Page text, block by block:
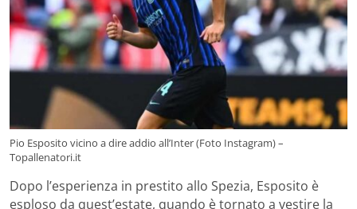
Pio Esposito vicino a dire addio all’Inter (Foto Instagram) –
Topallenatori.it
Dopo l’esperienza in prestito allo Spezia, Esposito è
esploso da quest’estate, quando è tornato a vestire la